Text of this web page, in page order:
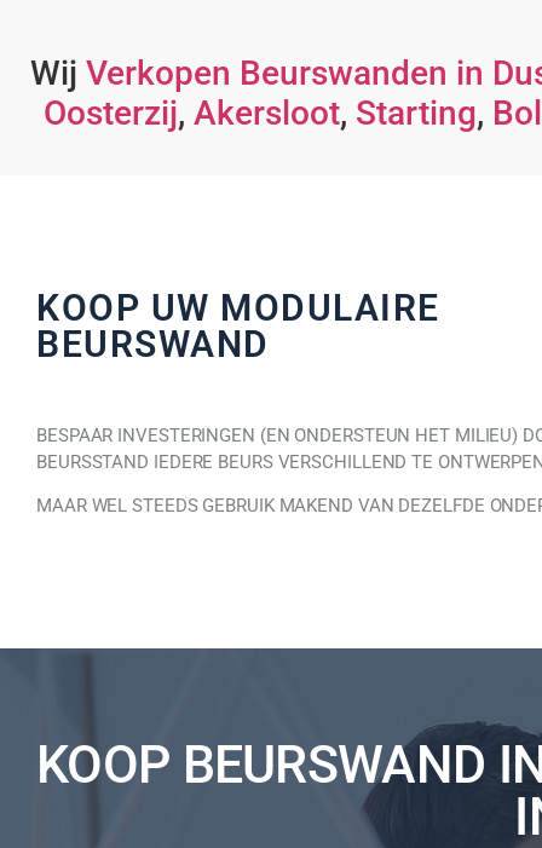
Wij Verkopen Beurswanden in
Oosterzij, Akersloot, Starting,
KOOP UW MODULAIRE
BEURSWAND
BESPAAR INVESTERINGEN (EN ONDERSTEUN HET MILIEU)
BEURSSTAND IEDERE BEURS VERSCHILLEND TE
MAAR WEL STEEDS GEBRUIK MAKEND VAN DEZELFDE
KOOP BEURSWAND